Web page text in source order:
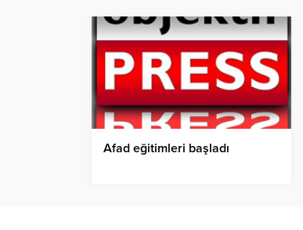
Afad eğitimleri başladı